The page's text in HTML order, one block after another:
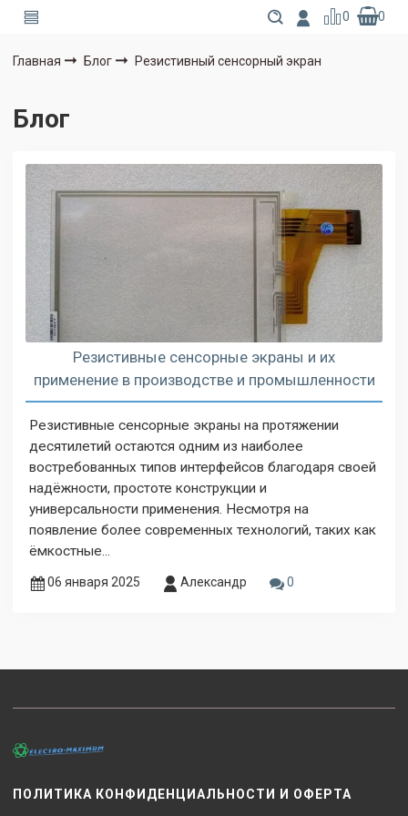
0 0
Главная Блог Резистивный сенсорный экран
Блог
Резистивные сенсорные экраны и их
применение в производстве и промышленности
Резистивные сенсорные экраны на протяжении
десятилетий остаются одним из наиболее
востребованных типов интерфейсов благодаря своей
надёжности, простоте конструкции и
универсальности применения. Несмотря на
появление более современных технологий, таких как
ёмкостные...
06 января 2025 Александр 0
ПОЛИТИКА КОНФИДЕНЦИАЛЬНОСТИ И ОФЕРТА